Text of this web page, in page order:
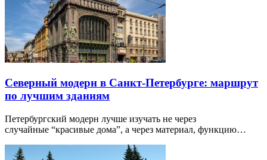
Северный модерн в Санкт-Петербурге: маршрут
по лучшим зданиям
Петербургский модерн лучше изучать не через
случайные “красивые дома”, а через материал, функцию…